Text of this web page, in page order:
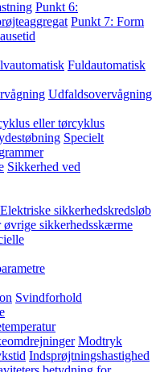
Punkt 6:
Punkt 7: Form
Fuldautomatisk
Udfaldsovervågning
eller tørcyklus
Specielt
Sikkerhed ved
Elektriske sikkerhedskredsløb
sikkerhedsskærme
Svindforhold
Modtryk
Indsprøjtningshastighed